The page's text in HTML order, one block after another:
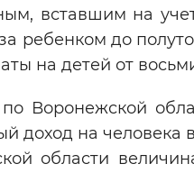
вставшим на
ребенком до
на детей от
Воронежской
доход на человека
области